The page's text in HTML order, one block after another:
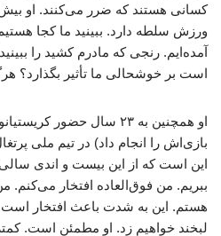
ورزش سلطه دارد. ببینید ما کجا
آمده‌ایم. رنجی که مادرم کشید را
است بر خوشحالی ما تأثیر بگذارد؟
بازی‌اش را انجام داد) در تیم ملی
این است که از این بیست و اندی
ببریم. من فوق‌العاده افتخار می‌کنم.
هستم. این به شدت باعث افتخار
لبخند خواهیم زد. او مطمئن است.